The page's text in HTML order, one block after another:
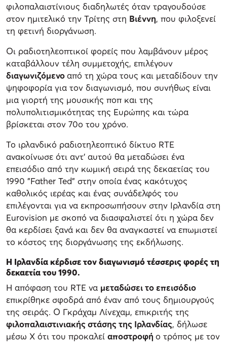
φιλοπαλαιστίνιους διαδηλωτές όταν τραγουδούσε
στον ημιτελικό την Τρίτης στη Βιέννη, που φιλοξενεί
τη φετινή διοργάνωση.
Οι ραδιοτηλεοπτικοί φορείς που λαμβάνουν μέρος
καταβάλλουν τέλη συμμετοχής, επιλέγουν
διαγωνιζόμενοαπό τη χώρα τους και μεταδίδουν την
ψηφοφορία για τον διαγωνισμό, που συνήθως είναι
μια γιορτή της μουσικής ποπ και της
πoλυπολιτισμικότητας της Ευρώπης και τώρα
βρίσκεται στον 70ο του χρόνο.
Το ιρλανδικό ραδιοτηλεοπτικό δίκτυο RTE
ανακοίνωσε ότι αντ’ αυτού θα μεταδώσει ένα
επεισόδιο από την κωμική σειρά της δεκαετίας του
1990 "Father Ted" στην οποία ένας κακότυχος
καθολικός ιερέας και ένας συνάδελφός του
επιλέγονται για να εκπροσωπήσουν στην Ιρλανδία στη
Eurovision με σκοπό να διασφαλιστεί ότι η χώρα δεν
θα κερδίσει ξανά και δεν θα αναγκαστεί να επωμιστεί
το κόστος της διοργάνωσης της εκδήλωσης.
Η Ιρλανδία κέρδισε τον διαγωνισμό τέσσερις φορές τη
δεκαετία του 1990.
Η απόφαση του RTE να μεταδώσει το επεισόδιο
επικρίθηκε σφοδρά από έναν από τους δημιουργούς
της σειράς. Ο Γκράχαμ Λίνεχαμ, επικριτής της
φιλοπαλαιστινιακής στάσης της Ιρλανδίας, δήλωσε
μέσω Χ ότι του προκαλεί αποστροφή ο τρόπος με τον